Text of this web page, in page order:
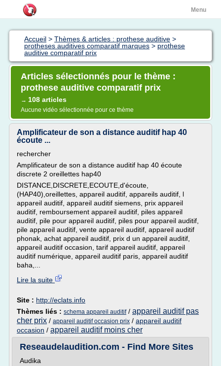
Menu
Accueil > Thèmes & articles : prothese auditive >
protheses auditives comparatif marques > prothese
auditive comparatif prix
Articles sélectionnés pour le thème :
prothese auditive comparatif prix
→ 108 articles
Aucune vidéo sélectionnée pour ce thème
Amplificateur de son a distance auditif hap 40
écoute ...
rechercher
Amplificateur de son a distance auditif hap 40 écoute
discrete 2 oreillettes hap40
DISTANCE,DISCRETE,ECOUTE,d'écoute,
(HAP40),oreillettes, appareil auditif, appareils auditif, l
appareil auditif, appareil auditif siemens, prix appareil
auditif, remboursement appareil auditif, piles appareil
auditif, pile pour appareil auditif, piles pour appareil auditif,
pile appareil auditif, vente appareil auditif, appareil auditif
phonak, achat appareil auditif, prix d un appareil auditif,
appareil auditif occasion, tarif appareil auditif, appareil
auditif numérique, appareil auditif paris, appareil auditif
baha,...
Lire la suite
Site : http://eclats.info
Thèmes liés : schema appareil auditif/ appareil auditif pas
cher prix / appareil auditif occasion prix / appareil auditif
occasion / appareil auditif moins cher
Reseaudelaudition.com - Find More Sites
Audika